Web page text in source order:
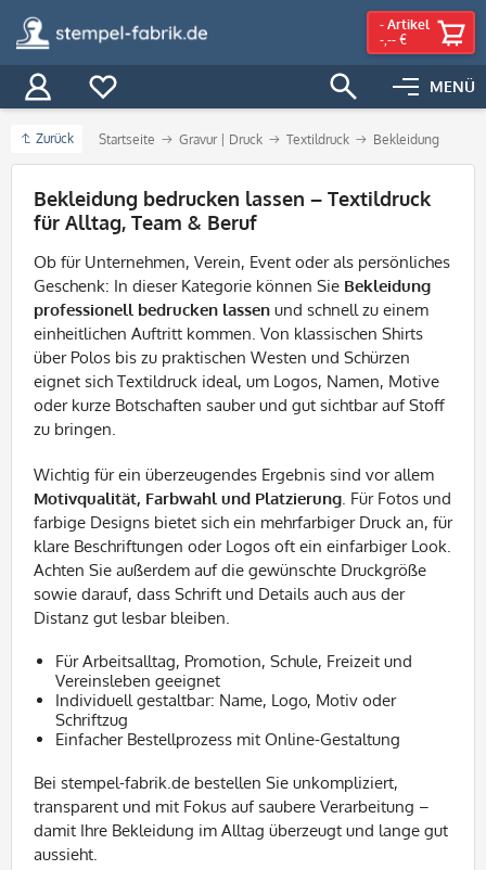
MENÜ
- Artikel
-,-- €
Zurück Startseite Gravur | Druck Textildruck Bekleidung
Filter
Bekleidung bedrucken lassen – Textildruck
für Alltag, Team & Beruf
Ob für Unternehmen, Verein, Event oder als persönliches
Geschenk: In dieser Kategorie können Sie Bekleidung
professionell bedrucken lassen und schnell zu einem
einheitlichen Auftritt kommen. Von klassischen Shirts
über Polos bis zu praktischen Westen und Schürzen
eignet sich Textildruck ideal, um Logos, Namen, Motive
oder kurze Botschaften sauber und gut sichtbar auf Stoff
zu bringen.
Wichtig für ein überzeugendes Ergebnis sind vor allem
Motivqualität, Farbwahl und Platzierung. Für Fotos und
farbige Designs bietet sich ein mehrfarbiger Druck an, für
klare Beschriftungen oder Logos oft ein einfarbiger Look.
Achten Sie außerdem auf die gewünschte Druckgröße
sowie darauf, dass Schrift und Details auch aus der
Distanz gut lesbar bleiben.
Für Arbeitsalltag, Promotion, Schule, Freizeit und
Vereinsleben geeignet
Individuell gestaltbar: Name, Logo, Motiv oder
Schriftzug
Einfacher Bestellprozess mit Online-Gestaltung
Bei stempel-fabrik.de bestellen Sie unkompliziert,
transparent und mit Fokus auf saubere Verarbeitung –
damit Ihre Bekleidung im Alltag überzeugt und lange gut
aussieht.